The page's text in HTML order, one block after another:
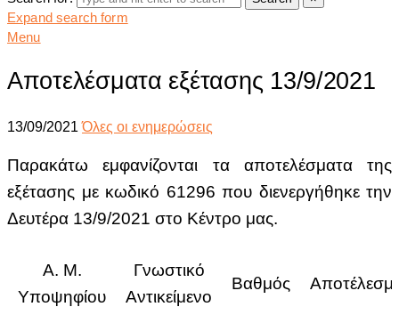
Expand search form
Menu
Αποτελέσματα εξέτασης 13/9/2021
13/09/2021 Όλες οι ενημερώσεις
Παρακάτω εμφανίζονται τα αποτελέσματα της
εξέτασης με κωδικό 61296 που διενεργήθηκε την
Δευτέρα 13/9/2021 στο Κέντρο μας.
Α. Μ.
Υποψηφίου
Γνωστικό
Αντικείμενο
Βαθμός